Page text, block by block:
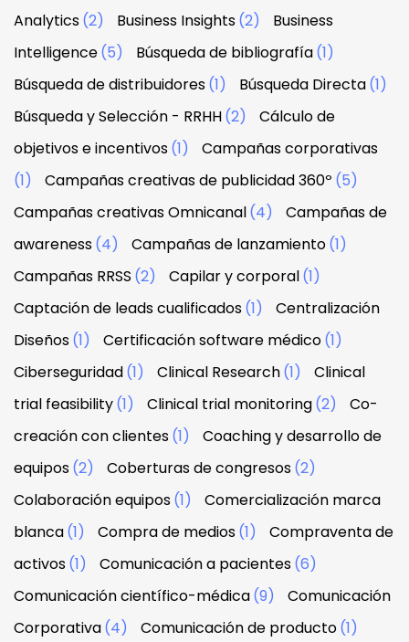
Analytics(2) Business Insights(2)
Business
Intelligence(5) Búsqueda de bibliografía(1)
Búsqueda de distribuidores(1) Búsqueda Directa(1)
Búsqueda y Selección - RRHH(2)
Cálculo de
objetivos e incentivos(1)
Campañas corporativas
(1)
Campañas creativas de publicidad 360º (5)
Campañas creativas Omnicanal(4)
Campañas de
awareness(4) Campañas de lanzamiento(1)
Campañas RRSS (2) Capilar y corporal(1)
Captación de leads cualificados(1)
Centralización
Diseños(1) Certificación software médico(1)
Ciberseguridad(1) Clinical Research(1)
Clinical
trial feasibility(1) Clinical trial monitoring(2)
Co-
creación con clientes(1)
Coaching y desarrollo de
equipos(2) Coberturas de congresos(2)
Colaboración equipos(1)
Comercialización marca
blanca(1) Compra de medios(1)
Compraventa de
activos(1) Comunicación a pacientes(6)
Comunicación científico-médica(9)
Comunicación
Corporativa(4) Comunicación de producto(1)